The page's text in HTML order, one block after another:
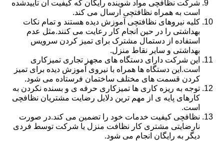
شرکت نظافچی مواد شوینده رایگان که کیفیت آن تأییدشده
است به همراه نظافتچی ارسال می کند.
کلیه نیروهای نظافتچی آموزش دیده هستند و تمام نکات
بهداشتی را در حین انجام کار رعایت می کنند.مثل عدم
استفاده از دستمال مشترک برای تمیز کردن سرویس
بهداشتی و سایر نقاط منزل.
این شرکت دارای دستگاه های مجهز تجاری تمیزکاری
است.این دستگاه ها همراه با نیروی آموزش دیده برای تمیز
کردن قسمت های مختلف ساختمان فرستاده می شود.
توجه به ریزه کاری ها تمیزکاری حرفه ی و بسنده نکردن به
کارهای پایه ی از مهم ترین دلایل رضایت مشتریان نظافچی
است.
نظافچی کیفیت خدمات خود را تضمین می کند.در صورت
نارضایتی مشتری کار نظافت منزل یا شرکت توسط فردی
دیگر به رایگان انجام می شود.